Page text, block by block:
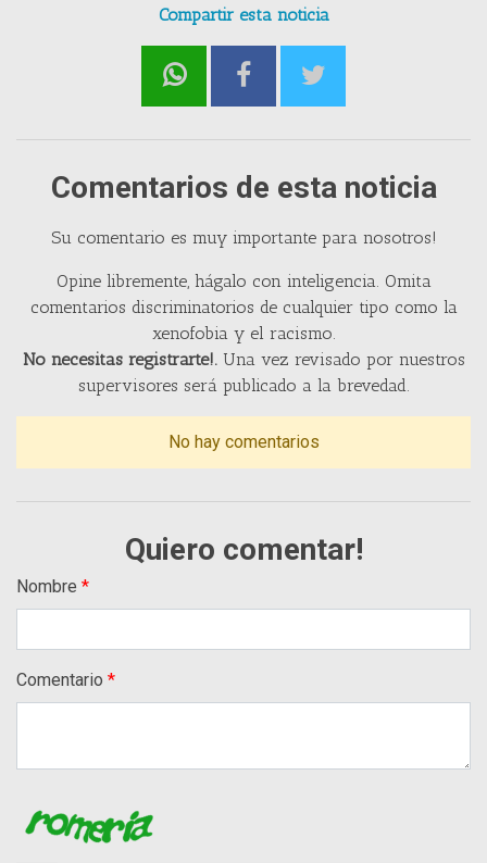
Compartir esta noticia
Comentarios de esta noticia
Su comentario es muy importante para nosotros!
Opine libremente, hágalo con inteligencia. Omita
comentarios discriminatorios de cualquier tipo como la
xenofobia y el racismo.
No necesitas registrarte!.Una vez revisado por nuestros
supervisores será publicado a la brevedad.
No hay comentarios
Quiero comentar!
Nombre
Comentario